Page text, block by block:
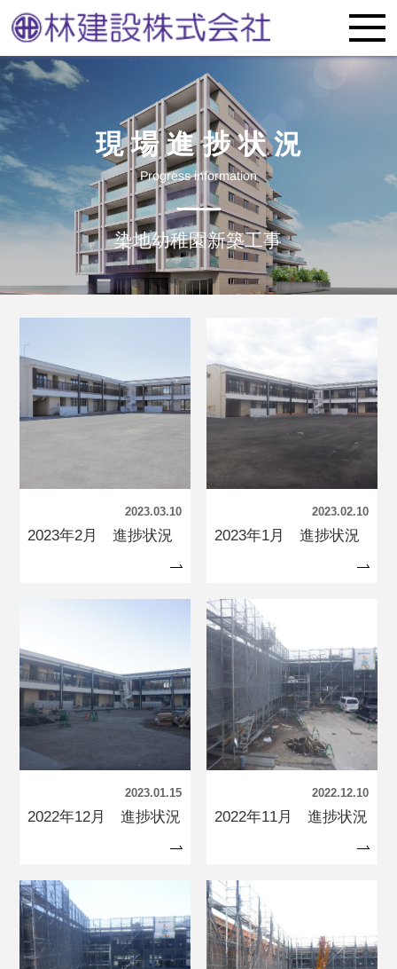
現場進捗状況
Progress information
染地幼稚園新築工事
2023.03.10
2023年2月 進捗状況
2023.02.10
2023年1月 進捗状況
2023.01.15
2022年12月 進捗状況
2022.12.10
2022年11月 進捗状況